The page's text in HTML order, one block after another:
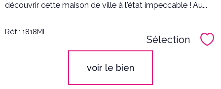
découvrir cette maison de ville à l'état impeccable ! Au...
Réf : 1818ML
Sélection
voir le bien